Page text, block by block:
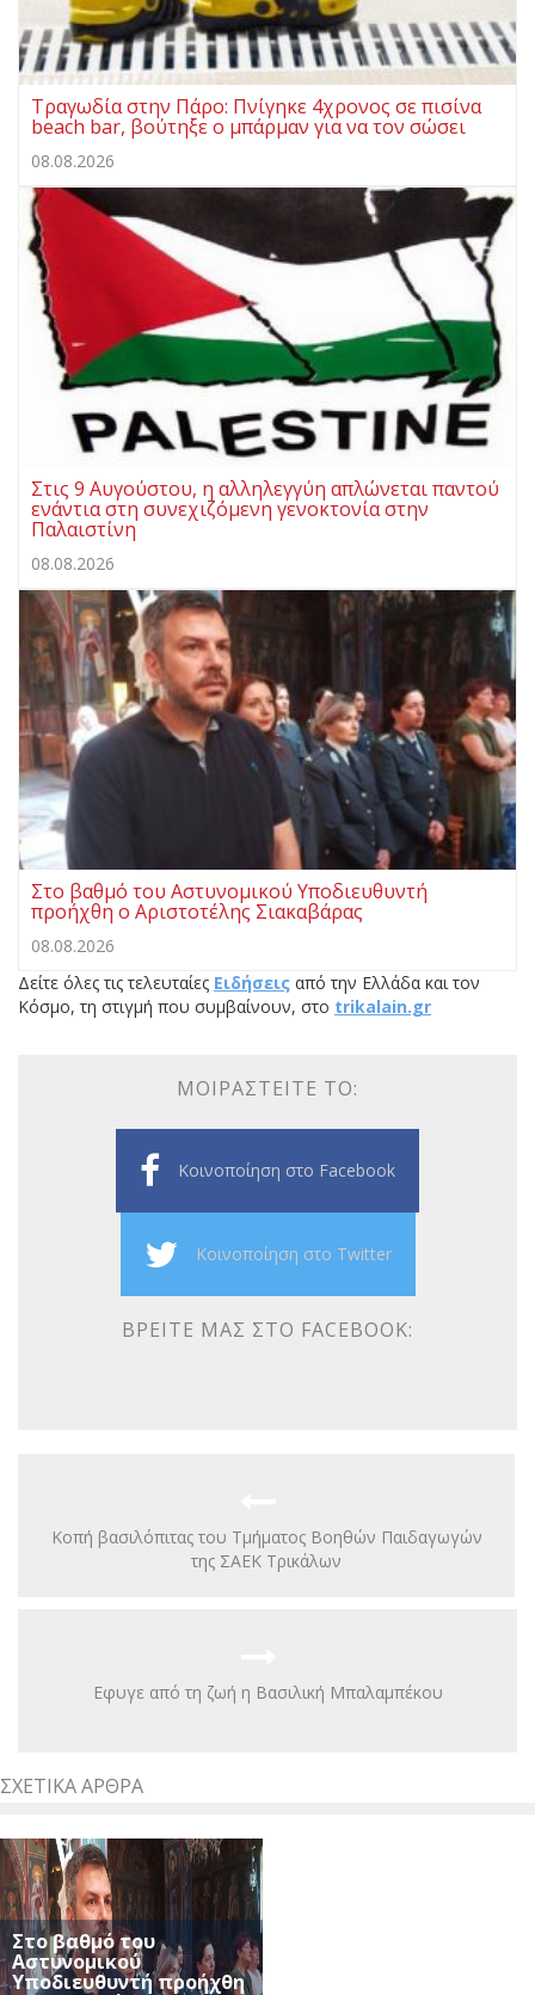
Τραγωδία στην Πάρο: Πνίγηκε 4χρονος σε πισίνα
beach bar, βούτηξε ο μπάρμαν για να τον σώσει
08.08.2026
Στις 9 Αυγούστου, η αλληλεγγύη απλώνεται παντού
ενάντια στη συνεχιζόμενη γενοκτονία στην
Παλαιστίνη
08.08.2026
Στο βαθμό του Αστυνομικού Υποδιευθυντή
προήχθη ο Αριστοτέλης Σιακαβάρας
08.08.2026
Δείτε όλες τις τελευταίες Ειδήσεις από την Ελλάδα και τον
Κόσμο, τη στιγμή που συμβαίνουν, στο trikalain.gr
ΜΟΙΡΑΣΤΕΊΤΕ ΤΟ:
Κοινοποίηση στο Facebook
Κοινοποίηση στο Twitter
ΒΡΕΊΤΕ ΜΑΣ ΣΤΟ FACEBOOK:
Κοπή βασιλόπιτας του Τμήματος Βοηθών Παιδαγωγών
της ΣΑΕΚ Τρικάλων
Eφυγε από τη ζωή η Βασιλική Μπαλαμπέκου
ΣΧΕΤΙΚΆ ΆΡΘΡΑ
Στο βαθμό του
Αστυνομικού
Υποδιευθυντή προήχθη